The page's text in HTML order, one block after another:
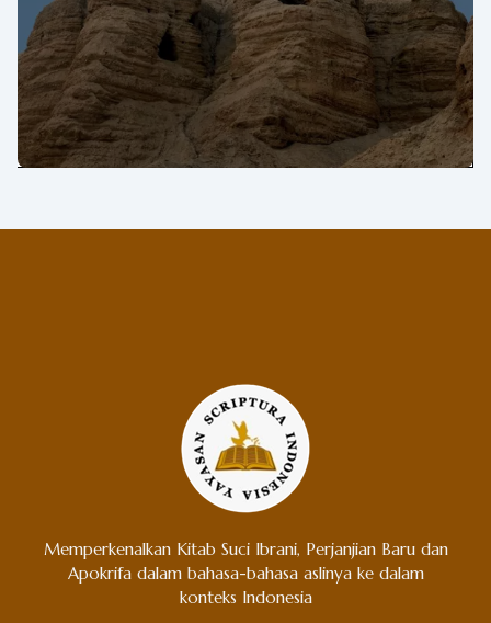
Memperkenalkan Kitab Suci Ibrani, Perjanjian Baru dan
Apokrifa dalam bahasa-bahasa aslinya ke dalam
konteks Indonesia